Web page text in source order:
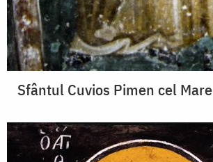
Sfântul Cuvios Pimen cel Mare